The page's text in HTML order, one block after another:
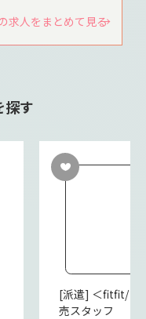
求人をまとめて見る
探す
[派遣] ＜fitfit/フ
売スタッフ